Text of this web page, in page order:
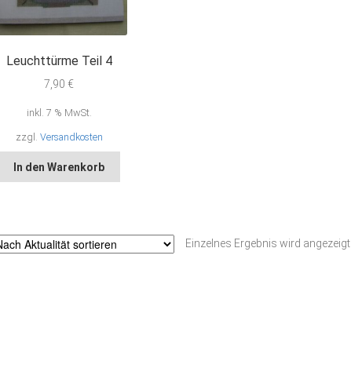
Leuchttürme Teil 4
7,90 €
inkl. 7 % MwSt.
zzgl. Versandkosten
In den Warenkorb
Einzelnes Ergebnis wird angezeigt